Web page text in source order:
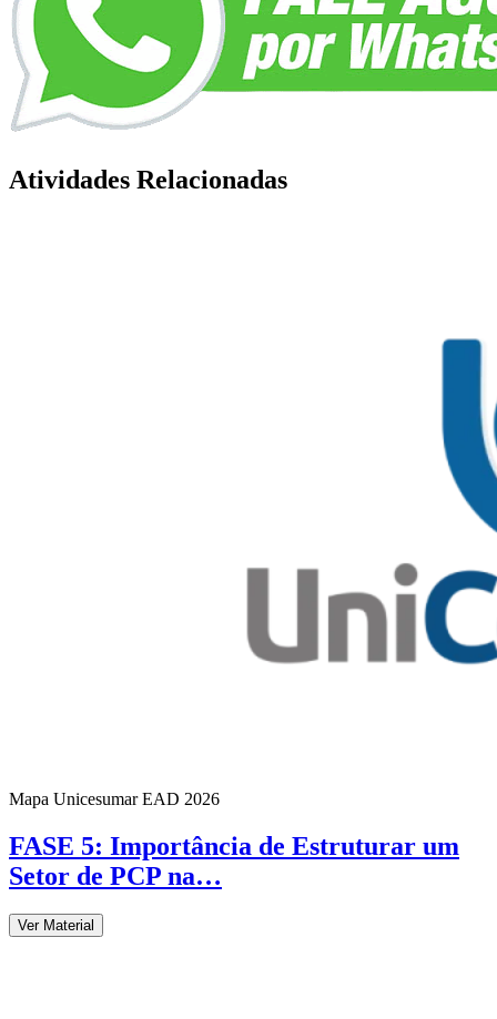
Atividades Relacionadas
Mapa Unicesumar EAD 2026
FASE 5: Importância de Estruturar um
Setor de PCP na…
Ver Material